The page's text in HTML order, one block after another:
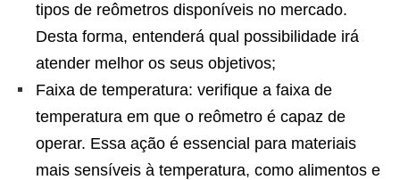
tipos de reômetros disponíveis no mercado.
Desta forma, entenderá qual possibilidade irá
atender melhor os seus objetivos;
Faixa de temperatura: verifique a faixa de
temperatura em que o reômetro é capaz de
operar. Essa ação é essencial para materiais
mais sensíveis à temperatura, como alimentos e